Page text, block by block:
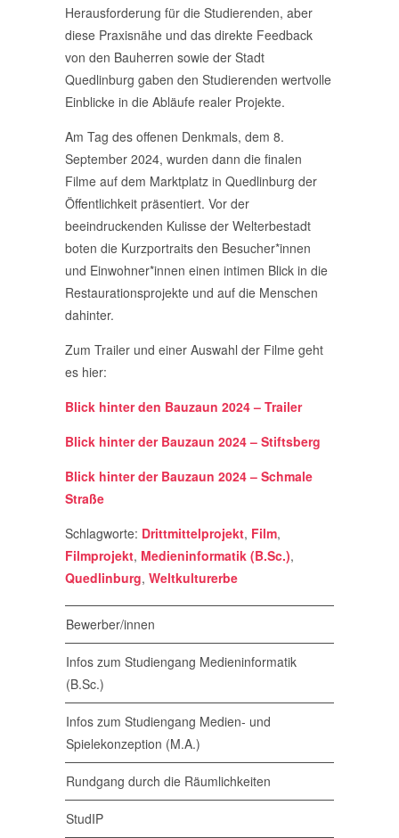
Herausforderung für die Studierenden, aber
diese Praxisnähe und das direkte Feedback
von den Bauherren sowie der Stadt
Quedlinburg gaben den Studierenden wertvolle
Einblicke in die Abläufe realer Projekte.
Am Tag des offenen Denkmals, dem 8.
September 2024, wurden dann die finalen
Filme auf dem Marktplatz in Quedlinburg der
Öffentlichkeit präsentiert. Vor der
beeindruckenden Kulisse der Welterbestadt
boten die Kurzportraits den Besucher*innen
und Einwohner*innen einen intimen Blick in die
Restaurationsprojekte und auf die Menschen
dahinter.
Zum Trailer und einer Auswahl der Filme geht
es hier:
Blick hinter den Bauzaun 2024 – Trailer
Blick hinter der Bauzaun 2024 – Stiftsberg
Blick hinter der Bauzaun 2024 – Schmale
Straße
Schlagworte: Drittmittelprojekt, Film,
Filmprojekt, Medieninformatik (B.Sc.),
Quedlinburg, Weltkulturerbe
Bewerber/innen
Infos zum Studiengang Medieninformatik
(B.Sc.)
Infos zum Studiengang Medien- und
Spielekonzeption (M.A.)
Rundgang durch die Räumlichkeiten
StudIP